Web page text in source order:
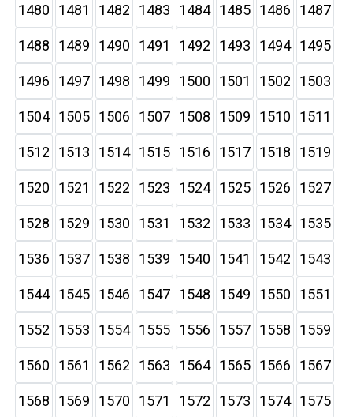
1480 1481 1482 1483 1484 1485 1486 1487
1488 1489 1490 1491 1492 1493 1494 1495
1496 1497 1498 1499 1500 1501 1502 1503
1504 1505 1506 1507 1508 1509 1510 1511
1512 1513 1514 1515 1516 1517 1518 1519
1520 1521 1522 1523 1524 1525 1526 1527
1528 1529 1530 1531 1532 1533 1534 1535
1536 1537 1538 1539 1540 1541 1542 1543
1544 1545 1546 1547 1548 1549 1550 1551
1552 1553 1554 1555 1556 1557 1558 1559
1560 1561 1562 1563 1564 1565 1566 1567
1568 1569 1570 1571 1572 1573 1574 1575